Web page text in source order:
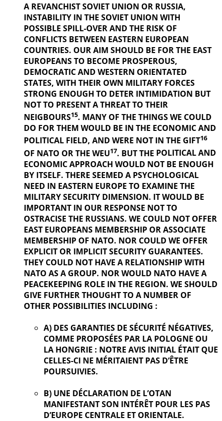
A REVANCHISTSOVIET UNION OR RUSSIA,
INSTABILITY IN THE SOVIET UNION WITH
POSSIBLE SPILL-OVER AND THE RISK OF
CONFLICTS BETWEEN EASTERN EUROPEAN
COUNTRIES. OUR AIM SHOULD BE FOR THE EAST
EUROPEANS TO BECOME PROSPEROUS,
DEMOCRATIC AND WESTERN ORIENTATED
STATES, WITH THEIR OWN MILITARY FORCES
STRONG ENOUGH TO DETER INTIMIDATION BUT
NOT TO PRESENT A THREAT TO THEIR
NEIGBOURS15. MANY OF THE THINGSWE COULD
DO FOR THEM WOULD BE IN THE ECONOMIC AND
POLITICAL FIELD, AND WERE NOT IN THE GIFT16
OF NATO OR THE WEU17. BUT THE POLITICAL AND
ECONOMIC APPROACH WOULD NOT BE ENOUGH
BY ITSELF. THERE SEEMED A PSYCHOLOGICAL
NEED IN EASTERN EUROPE TO EXAMINE THE
MILITARY SECURITY DIMENSION. IT WOULD BE
IMPORTANT IN OUR RESPONSE NOT TO
OSTRACISE THE RUSSIANS. WE COULD NOT OFFER
EAST EUROPEANS MEMBERSHIP OR ASSOCIATE
MEMBERSHIP OF NATO. NOR COULD WE OFFER
EXPLICIT OR IMPLICIT SECURITY GUARANTEES.
THEY COULD NOT HAVE A RELATIONSHIP WITH
NATO AS A GROUP. NOR WOULD NATO HAVE A
PEACEKEEPING ROLE IN THE REGION. WE SHOULD
GIVE FURTHERTHOUGHT TO A NUMBER OF
OTHER POSSIBILITIES INCLUDING :
A) DES GARANTIES DE SÉCURITÉ NÉGATIVES,
COMME PROPOSÉES PAR LA POLOGNE OU
LA HONGRIE : NOTRE AVIS INITIAL ÉTAIT QUE
CELLES-CI NE MÉRITAIENT PAS D’ÊTRE
POURSUIVIES.
B) UNE DÉCLARATION DE L’OTAN
MANIFESTANT SON INTÉRÊT POUR LES PAS
D’EUROPE CENTRALE ET ORIENTALE.